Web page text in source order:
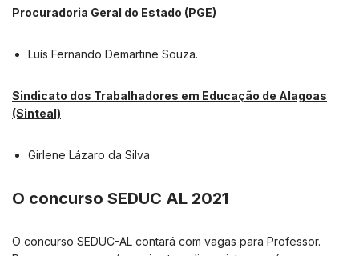
Procuradoria Geral do Estado (PGE)
Luís Fernando Demartine Souza.
Sindicato dos Trabalhadores em Educação de Alagoas
(Sinteal)
Girlene Lázaro da Silva
O concurso SEDUC AL 2021
O concurso SEDUC-AL contará com vagas para Professor.